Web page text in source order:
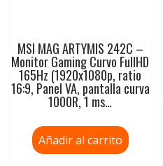
MSI MAG ARTYMIS 242C –
Monitor Gaming Curvo FullHD
165Hz (1920x1080p, ratio
16:9, Panel VA, pantalla curva
1000R, 1 ms…
Añadir al carrito